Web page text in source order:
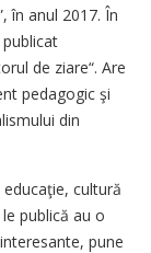
în anul 2017. În
de ziare“. Are
pedagogic şi
din
cultură
publică au o
pune